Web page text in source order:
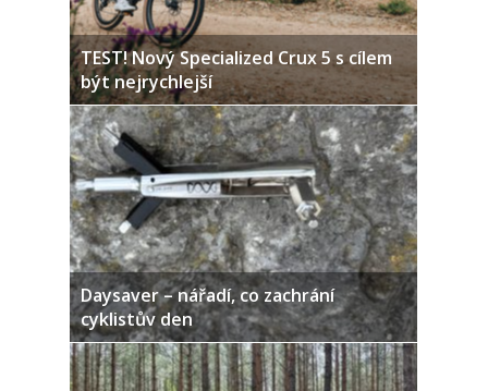
TEST! Nový Specialized Crux 5 s cílem
být nejrychlejší
Daysaver – nářadí, co zachrání
cyklistův den